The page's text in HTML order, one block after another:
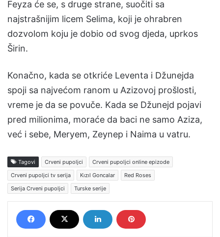
Feyza će se, s druge strane, suočiti sa
najstrašnijim licem Selima, koji je ohrabren
dozvolom koju je dobio od svog djeda, uprkos
Širin.
Konačno, kada se otkriće Leventa i Džunejda
spoji sa najvećom ranom u Azizovoj prošlosti,
vreme je da se povuče. Kada se Džunejd pojavi
pred milionima, moraće da baci ne samo Aziza,
već i sebe, Meryem, Zeynep i Naima u vatru.
Tagovi Crveni pupoljci
Crveni pupoljci online epizode
Crveni pupoljci tv serija
Kızıl Goncalar
Red Roses
Serija Crveni pupoljci
Turske serije